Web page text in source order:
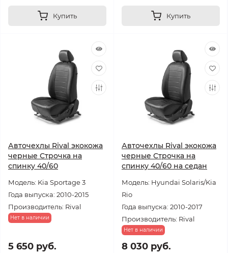
Купить Купить
Авточехлы Rival экокожа
черные Строчка на
спинку 40/60
Модель: Kia Sportage 3
Года выпуска: 2010-2015
Производитель: Rival
Нет в наличии
5 650 руб.
Авточехлы Rival экокожа
черные Строчка на
спинку 40/60 на седан
Модель: Hyundai Solaris/Kia
Rio
Года выпуска: 2010-2017
Производитель: Rival
Нет в наличии
8 030 руб.